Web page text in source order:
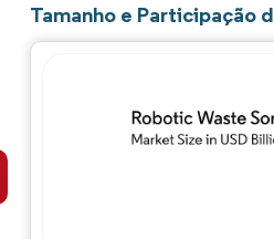
Tamanho e Participação